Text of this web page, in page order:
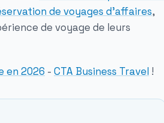
de voyages d’affaires,
de voyage de leurs
en 2026 - CTA Business Travel !